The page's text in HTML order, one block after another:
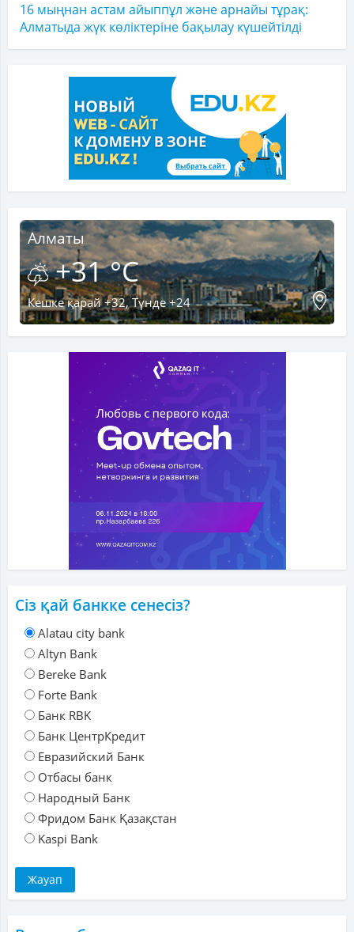
16 мыңнан астам айыппұл және арнайы тұрақ:
Алматыда жүк көліктеріне бақылау күшейтілді
Алматы
+31 °C
Кешке қарай +32, Түнде +24
Сіз қай банкке сенесіз?
Alatau city bank
Altyn Bank
Bereke Bank
Forte Bank
Банк RBK
Банк ЦентрКредит
Евразийский Банк
Отбасы банк
Народный Банк
Фридом Банк Қазақстан
Kaspi Bank